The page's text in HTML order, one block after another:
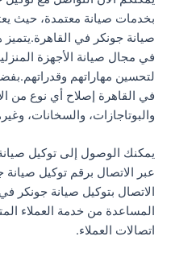
بخدمات صيانة معتمدة، حيث
صيانة جونكر في القاهرة.يتميز
في مجال صيانة الأجهزة
لتحسين مهاراتهم
في القاهرة إصلاح أي نوع من
والبوتاجازات، والسخانات،
يمكنك الوصول إلى توكيل
عبر الاتصال برقم توكيل
الاتصال بتوكيل صيانة
المساعدة من خدمة العملاء
اتصالات العملاء.